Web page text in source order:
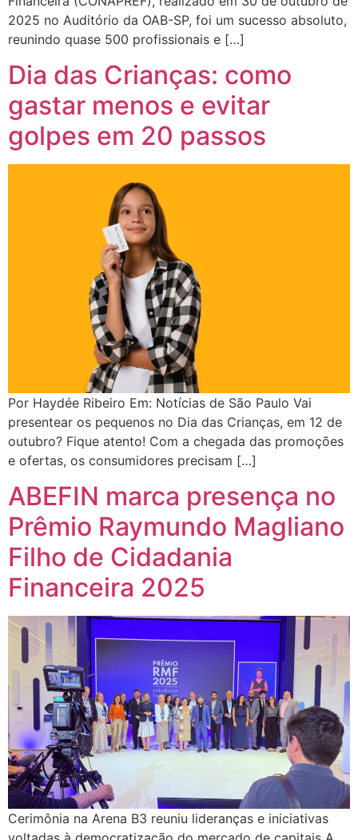
2025 no Auditório da OAB-SP, foi um sucesso absoluto,
reunindo quase 500 profissionais e […]
Dia das Crianças: como
gastar menos e evitar
golpes em 20 passos
Por Haydée Ribeiro Em: Notícias de São Paulo Vai
presentear os pequenos no Dia das Crianças, em 12 de
outubro? Fique atento! Com a chegada das promoções
e ofertas, os consumidores precisam […]
ABEFIN marca presença no
Prêmio Raymundo Magliano
Filho de Cidadania
Financeira 2025
Cerimônia na Arena B3 reuniu lideranças e iniciativas